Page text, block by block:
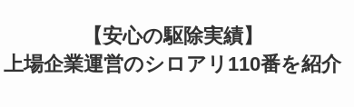
【安心の駆除実績】
上場企業運営のシロアリ110番を紹介